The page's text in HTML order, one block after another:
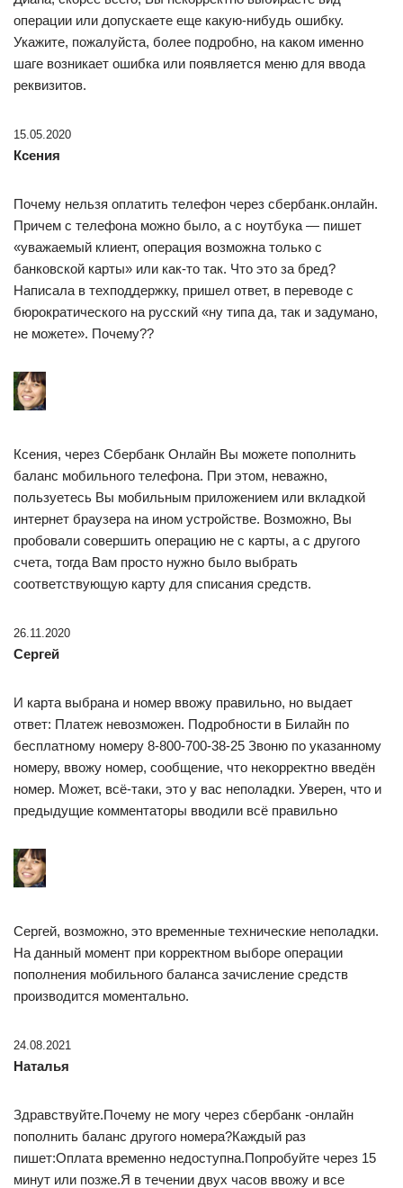
операции или допускаете еще какую-нибудь ошибку.
Укажите, пожалуйста, более подробно, на каком именно
шаге возникает ошибка или появляется меню для ввода
реквизитов.
15.05.2020
Ксения
Почему нельзя оплатить телефон через сбербанк.онлайн.
Причем с телефона можно было, а с ноутбука — пишет
«уважаемый клиент, операция возможна только с
банковской карты» или как-то так. Что это за бред?
Написала в техподдержку, пришел ответ, в переводе с
бюрократического на русский «ну типа да, так и задумано,
не можете». Почему??
Ксения, через Сбербанк Онлайн Вы можете пополнить
баланс мобильного телефона. При этом, неважно,
пользуетесь Вы мобильным приложением или вкладкой
интернет браузера на ином устройстве. Возможно, Вы
пробовали совершить операцию не с карты, а с другого
счета, тогда Вам просто нужно было выбрать
соответствующую карту для списания средств.
26.11.2020
Сергей
И карта выбрана и номер ввожу правильно, но выдает
ответ: Платеж невозможен. Подробности в Билайн по
бесплатному номеру 8-800-700-38-25 Звоню по указанному
номеру, ввожу номер, сообщение, что некорректно введён
номер. Может, всё-таки, это у вас неполадки. Уверен, что и
предыдущие комментаторы вводили всё правильно
Сергей, возможно, это временные технические неполадки.
На данный момент при корректном выборе операции
пополнения мобильного баланса зачисление средств
производится моментально.
24.08.2021
Наталья
Здравствуйте.Почему не могу через сбербанк -онлайн
пополнить баланс другого номера?Каждый раз
пишет:Оплата временно недоступна.Попробуйте через 15
минут или позже.Я в течении двух часов ввожу и все